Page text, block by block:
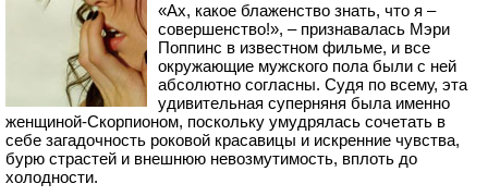
«Ах, какое блаженство знать, что я –
совершенство!», – признавалась Мэри
Поппинс в известном фильме, и все
окружающие мужского пола были с ней
абсолютно согласны. Судя по всему, эта
удивительная суперняня была именно
женщиной-Скорпионом, поскольку умудрялась сочетать в
себе загадочность роковой красавицы и искренние чувства,
бурю страстей и внешнюю невозмутимость, вплоть до
холодности.